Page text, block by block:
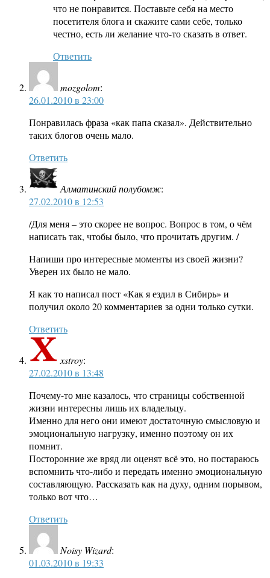
что не понравится. Поставьте себя на место
посетителя блога и скажите сами себе, только
честно, есть ли желание что-то сказать в ответ.
Ответить
mozgolom:
26.01.2010 в 23:00
Понравилась фраза «как папа сказал». Действительно
таких блогов очень мало.
Ответить
Алматинский полубомж:
27.02.2010 в 12:53
/Для меня – это скорее не вопрос. Вопрос в том, о чём
написать так, чтобы было, что прочитать другим. /
Напиши про интересные моменты из своей жизни?
Уверен их было не мало.
Я как то написал пост «Как я ездил в Сибирь» и
получил около 20 комментариев за одни только сутки.
Ответить
xstroy:
27.02.2010 в 13:48
Почему-то мне казалось, что страницы собственной
жизни интересны лишь их владельцу.
Именно для него они имеют достаточную смысловую и
эмоциональную нагрузку, именно поэтому он их
помнит.
Посторонние же вряд ли оценят всё это, но постараюсь
вспомнить что-либо и передать именно эмоциональную
составляющую. Рассказать как на духу, одним порывом,
только вот что…
Ответить
Noisy Wizard:
01.03.2010 в 19:33